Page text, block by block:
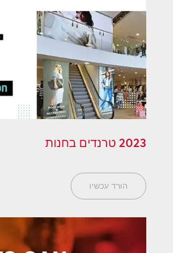
2023 טרנדים בחנות
הורד עכשיו